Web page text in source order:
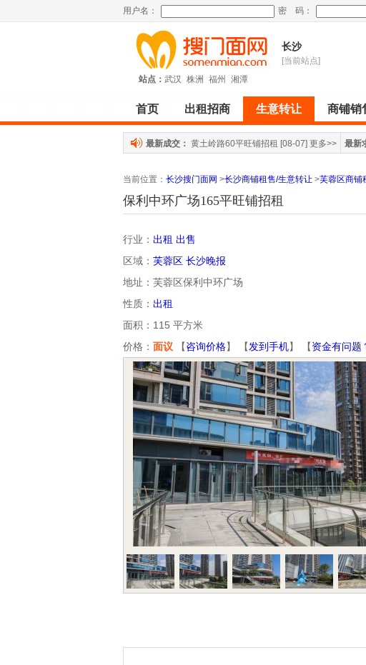
用户名： 密 码：
长沙
[当前站点]
站点： 武汉 株洲 福州 湘潭
首页 出租招商 生意转让 商铺销
最新成交： 黄土岭路60平旺铺招租 [08-07] 更多>> 最新
当前位置 ： 长沙搜门面网 >长沙商铺租售/生意转让 >芙蓉区商铺
保利中环广场165平旺铺招租
行业： 出租 出售
区域： 芙蓉区 长沙晚报
地址：芙蓉区保利中环广场
性质： 出租
面积：115 平方米
价格： 面议 【咨询价格】 【发到手机】 【资金有问题